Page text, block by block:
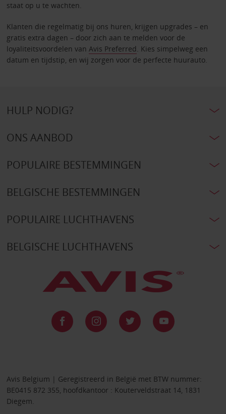
staat op u te wachten.
Klanten die regelmatig bij ons huren, krijgen upgrades – en
gratis extra dagen – door zich aan te melden voor de
loyaliteitsvoordelen van Avis Preferred. Kies simpelweg een
datum en tijdstip, en wij zorgen voor de perfecte huurauto.
HULP NODIG?
ONS AANBOD
POPULAIRE BESTEMMINGEN
BELGISCHE BESTEMMINGEN
POPULAIRE LUCHTHAVENS
BELGISCHE LUCHTHAVENS
Avis Belgium | Geregistreerd in België met BTW nummer:
BE0415 872 355, hoofdkantoor : Kouterveldstraat 14, 1831
Diegem.